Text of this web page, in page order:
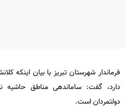
دارد، گفت: ساماندهی مناطق حاشیه
دولتمردان است.